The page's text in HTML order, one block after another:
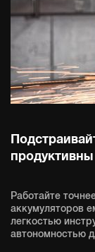
продуктивны
Работайте
аккумуляторов
легкостью
автономностью